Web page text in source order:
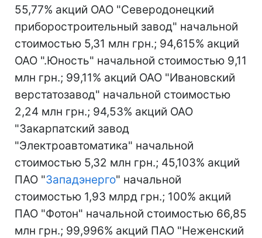
55,77% акций ОАО "Северодонецкий
приборостроительный завод" начальной
стоимостью 5,31 млн грн.; 94,615% акций
ОАО ".Юность" начальной стоимостью 9,11
млн грн.; 99,11% акций ОАО "Ивановский
верстатозавод" начальной стоимостью
2,24 млн грн.; 94,53% акций ОАО
"Закарпатский завод
"Электроавтоматика" начальной
стоимостью 5,32 млн грн.; 45,103% акций
ПАО "Западэнерго" начальной
стоимостью 1,93 млрд грн.; 100% акций
ПАО "Фотон" начальной стоимостью 66,85
млн грн.; 99,996% акций ПАО "Неженский